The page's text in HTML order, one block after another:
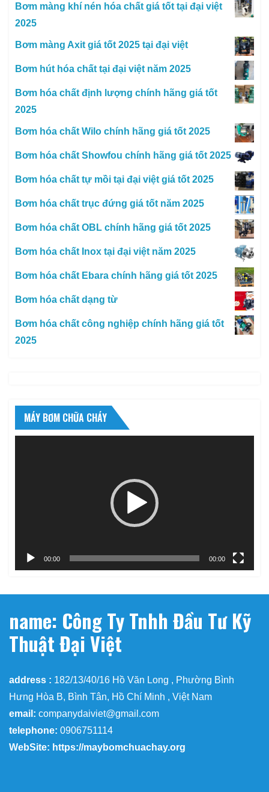
Bơm màng khí nén hóa chất giá tốt tại đại việt
2025
Bơm màng Axit giá tốt 2025 tại đại việt
Bơm hút hóa chất tại đại việt năm 2025
Bơm hóa chất định lượng chính hãng giá tốt
2025
Bơm hóa chất Wilo chính hãng giá tốt 2025
Bơm hóa chất Showfou chính hãng giá tốt 2025
Bơm hóa chất tự mồi tại đại việt giá tốt 2025
Bơm hóa chất trục đứng giá tốt năm 2025
Bơm hóa chất OBL chính hãng giá tốt 2025
Bơm hóa chất Inox tại đại việt năm 2025
Bơm hóa chất Ebara chính hãng giá tốt 2025
Bơm hóa chất dạng từ
Bơm hóa chất công nghiệp chính hãng giá tốt
2025
MÁY BƠM CHỮA CHÁY
00:00 00:00
name: Công Ty Tnhh Đầu Tư Kỹ
Thuật Đại Việt
address : 182/13/40/16 Hồ Văn Long , Phường Bình
Hưng Hòa B, Bình Tân, Hồ Chí Minh , Việt Nam
email: companydaiviet@gmail.com
telephone: 0906751114
WebSite: https://maybomchuachay.org